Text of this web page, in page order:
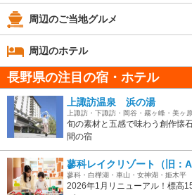
周辺のご当地グルメ
周辺のホテル
長野県の注目の宿・ホテル
上諏訪温泉 浜の湯
上諏訪・下諏訪・岡谷・霧ヶ峰・美ヶ
旬の素材と五感で味わう創作懐
間の宿
蓼科レイクリゾート（旧：
蓼科・白樺湖・車山・女神湖・姫木平
2026年1月リニューアル！標高